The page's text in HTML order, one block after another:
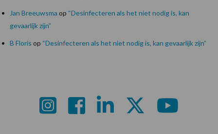
Jan Breeuwsma op “Desinfecteren als het niet nodig is, kan
gevaarlijk zijn”
B Floris op “Desinfecteren als het niet nodig is, kan gevaarlijk zijn”